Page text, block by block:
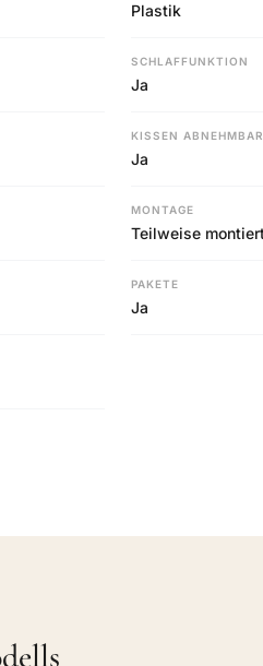
Plastik
SCHLAFFUNKTION
Ja
KISSEN ABNEHMBAR
Ja
MONTAGE
Teilweise
PAKETE
Ja